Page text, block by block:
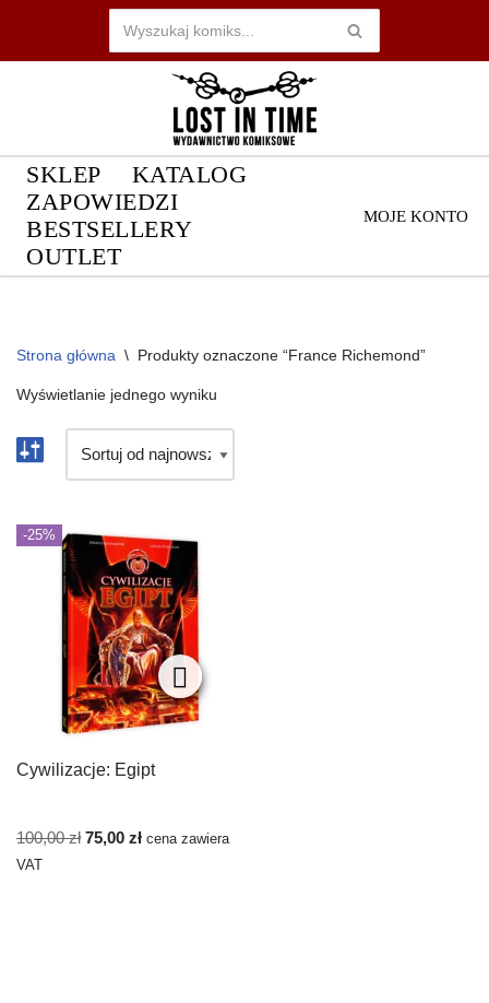
Przejdź
SKLEP
KATALOG
ZAPOWIEDZI
BESTSELLERY
OUTLET
MOJE KONTO
Strona główna \ Produkty oznaczone “France Richemond”
Wyświetlanie jednego wyniku
-25%
Cywilizacje: Egipt
100,00zł 75,00 zł cena zawiera
VAT